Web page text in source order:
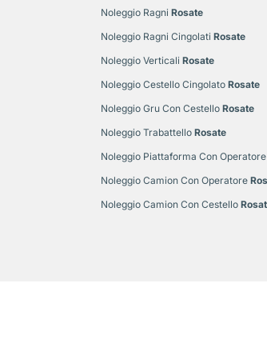
Noleggio Ragni Rosate
Noleggio Ragni Cingolati Rosate
Noleggio Verticali Rosate
Noleggio Cestello Cingolato Rosate
Noleggio Gru Con Cestello Rosate
Noleggio Trabattello Rosate
Noleggio Piattaforma Con Operatore
Noleggio Camion Con Operatore
Noleggio Camion Con Cestello